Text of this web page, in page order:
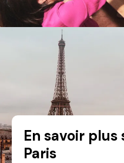
En savoir
Paris